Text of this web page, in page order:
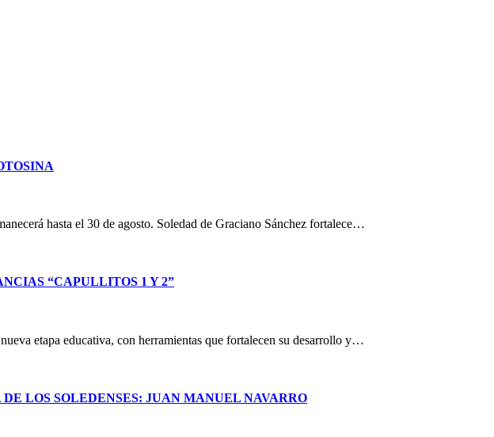
hasta el 30 de agosto. Soledad de Graciano Sánchez fortalece…
“CAPULLITOS 1 Y 2”
etapa educativa, con herramientas que fortalecen su desarrollo y…
LOS SOLEDENSES: JUAN MANUEL NAVARRO